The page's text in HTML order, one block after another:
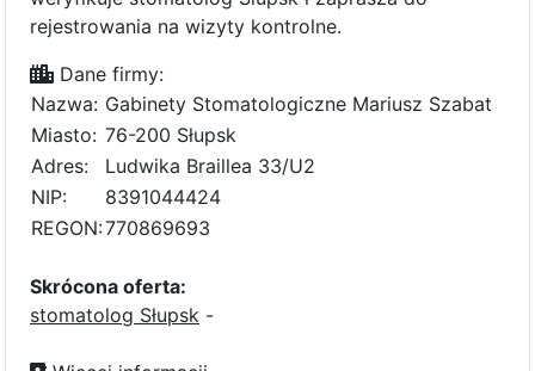
rejestrowania na wizyty kontrolne.
Dane firmy:
Nazwa: Gabinety Stomatologiczne Mariusz Szabat
Miasto: 76-200 Słupsk
Adres:
Ludwika Braillea 33/U2
NIP:
8391044424
REGON:770869693
Skrócona oferta:
stomatolog Słupsk -